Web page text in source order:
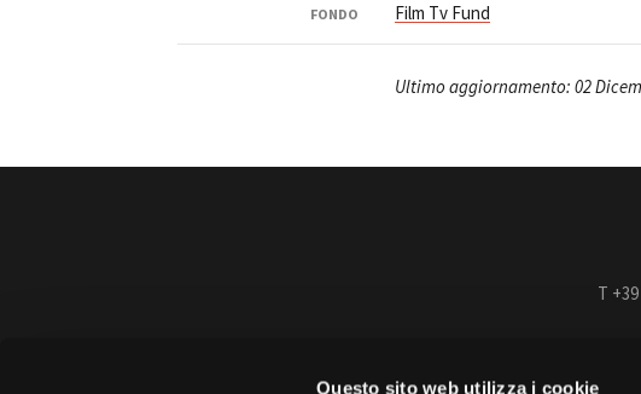
Questo sito web utilizza i cookie
FONDO Film Tv Fund
Ultimo aggiornamento: 02
T